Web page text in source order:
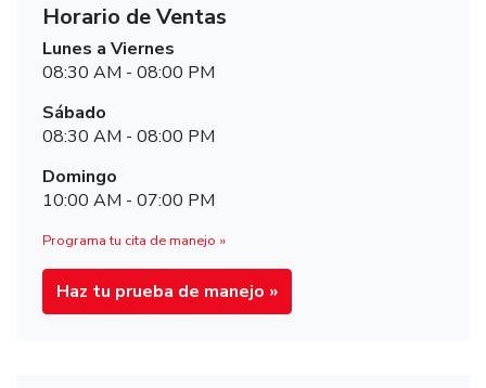
Horario de Ventas
Lunes a Viernes
08:30 AM - 08:00 PM
Sábado
08:30 AM - 08:00 PM
Domingo
10:00 AM - 07:00 PM
Programa tu cita de manejo »
Haz tu prueba de manejo »